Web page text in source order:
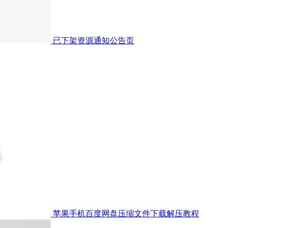
已下架资源通知公告页
苹果手机百度网盘压缩文件下载解压教程